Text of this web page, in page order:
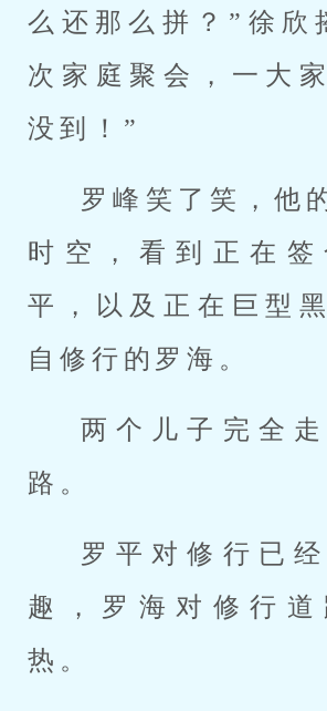
么还那么拼？”徐欣
次家庭聚会，一大
没到！”
罗峰笑了笑，他
时空，看到正在签
平，以及正在巨型
自修行的罗海。
两个儿子完全
路。
罗平对修行已
趣，罗海对修行道
热。